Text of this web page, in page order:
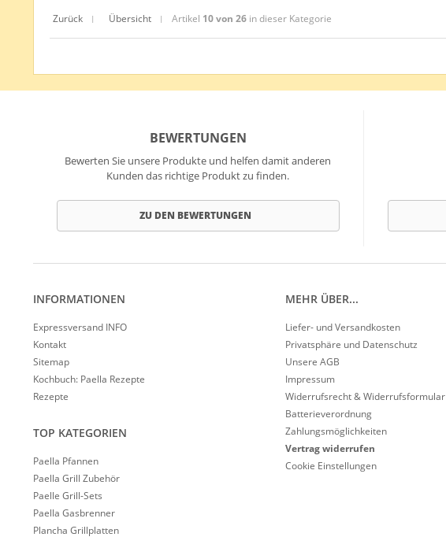
Zurück | Übersicht | Artikel 10 von 26 in dieser Kategorie
BEWERTUNGEN
Bewerten Sie unsere Produkte und helfen damit anderen
Kunden das richtige Produkt zu finden.
ZU DEN BEWERTUNGEN
INFORMATIONEN
Expressversand INFO
Kontakt
Sitemap
Kochbuch: Paella Rezepte
Rezepte
TOP KATEGORIEN
Paella Pfannen
Paella Grill Zubehör
Paelle Grill-Sets
Paella Gasbrenner
Plancha Grillplatten
MEHR ÜBER...
Liefer- und Versandkosten
Privatsphäre und Datenschutz
Unsere AGB
Impressum
Widerrufsrecht & Widerrufsformular
Batterieverordnung
Zahlungsmöglichkeiten
Vertrag widerrufen
Cookie Einstellungen